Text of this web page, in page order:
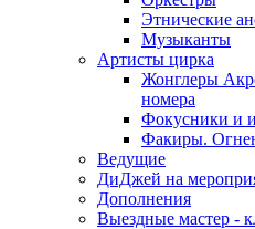
Этнические
Музыканты
Артисты цирка
Жонглеры
номера
Фокусники и
Факиры.
Ведущие
ДиДжей на
Дополнения
Выездные мастер -